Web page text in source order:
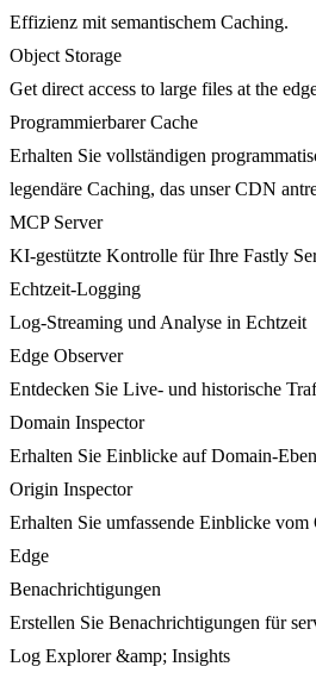
Effizienz mit semantischem Caching.
Object Storage
Get direct access to large files at the
Programmierbarer Cache
Erhalten Sie vollständigen
legendäre Caching, das unser CDN
MCP Server
KI-gestützte Kontrolle für Ihre Fastly
Echtzeit-Logging
Log-Streaming und Analyse in Echtzeit
Edge Observer
Entdecken Sie Live- und historische
Domain Inspector
Erhalten Sie Einblicke auf Domain-
Origin Inspector
Erhalten Sie umfassende Einblicke
Edge
Benachrichtigungen
Erstellen Sie Benachrichtigungen für
Log Explorer &amp; Insights